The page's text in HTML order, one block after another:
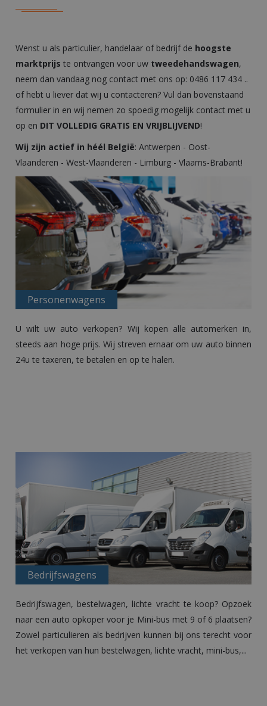
Wenst u als particulier, handelaar of bedrijf de hoogste
marktprijs te ontvangen voor uw tweedehandswagen,
neem dan vandaag nog contact met ons op: 0486 117 434 ..
of hebt u liever dat wij u contacteren? Vul dan bovenstaand
formulier in en wij nemen zo spoedig mogelijk contact met u
op en DIT VOLLEDIG GRATIS EN VRIJBLIJVEND!
Wij zijn actief in héél België:Antwerpen - Oost-
Vlaanderen -West-Vlaanderen - Limburg -Vlaams-Brabant!
Personenwagens
U wilt uw auto verkopen? Wij kopen alle automerken in,
steeds aan hoge prijs. Wij streven ernaar om uw auto binnen
24u te taxeren, te betalen en op te halen.
Bedrijfswagens
Bedrijfswagen, bestelwagen, lichte vracht te koop? Opzoek
naar een auto opkoper voor je Mini-bus met 9 of 6 plaatsen?
Zowel particulieren als bedrijven kunnen bij ons terecht voor
het verkopen van hun bestelwagen, lichte vracht, mini-bus,...